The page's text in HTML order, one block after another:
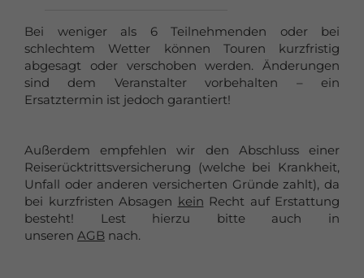
Bei weniger als 6 Teilnehmenden oder bei
schlechtem Wetter können Touren kurzfristig
abgesagt oder verschoben werden. Änderungen
sind dem Veranstalter vorbehalten – ein
Ersatztermin ist jedoch garantiert!
Außerdem empfehlen wir den Abschluss einer
Reiserücktrittsversicherung (welche bei Krankheit,
Unfall oder anderen versicherten Gründe zahlt), da
bei kurzfristen Absagen kein Recht auf Erstattung
besteht! Lest hierzu bitte auch in
unseren AGB nach.